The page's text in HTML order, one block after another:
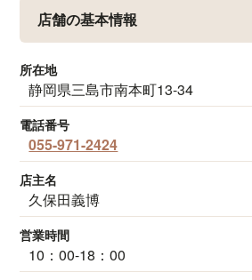
店舗の基本情報
所在地
静岡県三島市南本町13-34
電話番号
055-971-2424
店主名
久保田義博
営業時間
10：00-18：00